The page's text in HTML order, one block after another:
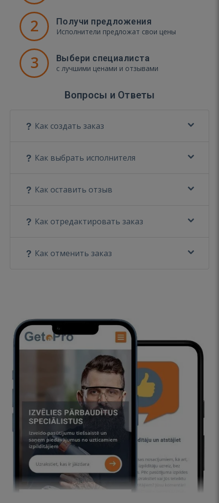
2 Получи предложения
Исполнители предложат свои цены
3 Выбери специалиста
с лучшими ценами и отзывами
Вопросы и Ответы
Как создать заказ
Как выбрать исполнителя
Как оставить отзыв
Как отредактировать заказ
Как отменить заказ